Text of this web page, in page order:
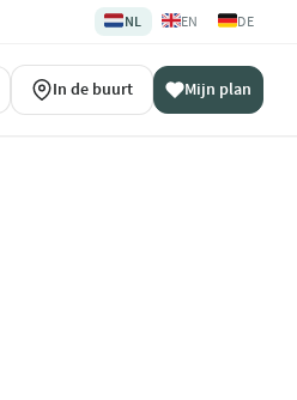
🇳🇱NL 🇬🇧EN 🇩🇪DE
In de buurt Mijn plan